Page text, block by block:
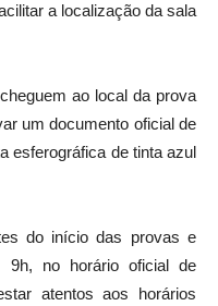
a localização da sala
ao local da prova
um documento oficial de
esferográfica de tinta azul
do início das provas e
9h, no horário oficial de
atentos aos horários